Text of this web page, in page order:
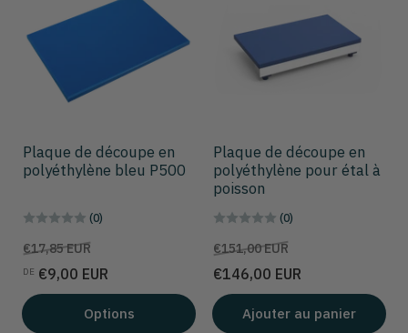
Plaque de découpe en
polyéthylène bleu P500
(0)
Prix
€17,85 EUR
de
solde
DE €9,00 EUR
Options
Plaque de découpe en
polyéthylène pour étal à
poisson
(0)
Prix
€151,00 EUR
de
solde
€146,00 EUR
Ajouter au panier